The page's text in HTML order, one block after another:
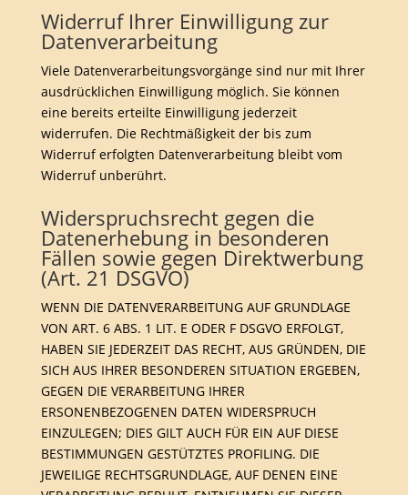
Widerruf Ihrer Einwilligung zur
Datenverarbeitung
Viele Datenverarbeitungsvorgänge sind nur mit Ihrer
ausdrücklichen Einwilligung möglich. Sie können
eine bereits erteilte Einwilligung jederzeit
widerrufen. Die Rechtmäßigkeit der bis zum
Widerruf erfolgten Datenverarbeitung bleibt vom
Widerruf unberührt.
Widerspruchsrecht gegen die
Datenerhebung in besonderen
Fällen sowie gegen Direktwerbung
(Art. 21 DSGVO)
WENN DIE DATENVERARBEITUNG AUF GRUNDLAGE
VON ART. 6 ABS. 1 LIT. E ODER F DSGVO ERFOLGT,
HABEN SIE JEDERZEIT DAS RECHT, AUS GRÜNDEN, DIE
SICH AUS IHRER BESONDEREN SITUATION ERGEBEN,
GEGEN DIE VERARBEITUNG IHRER
ERSONENBEZOGENEN DATEN WIDERSPRUCH
EINZULEGEN; DIES GILT AUCH FÜR EIN AUF DIESE
BESTIMMUNGEN GESTÜTZTES PROFILING. DIE
JEWEILIGE RECHTSGRUNDLAGE, AUF DENEN EINE